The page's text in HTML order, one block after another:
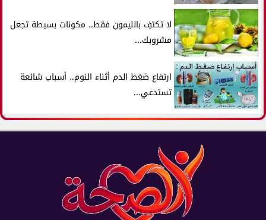
لا تكتفِ بالليمون فقط.. مكونات بسيطة تجعل
مشروبك...
ارتفاع ضغط الدم أثناء النوم.. أسباب شائعة
تستدعي...